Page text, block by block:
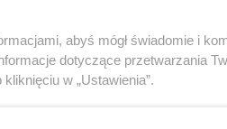
abyś mógł świadomie i
dotyczące przetwarzania
kliknięciu w „Ustawienia”.